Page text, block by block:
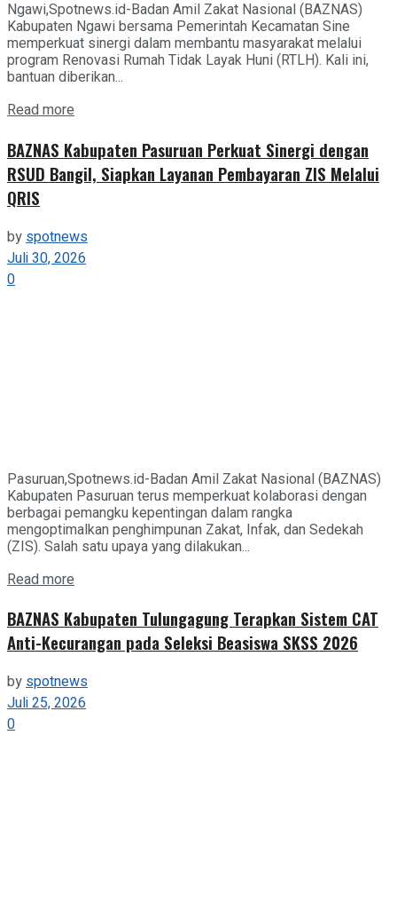
Ngawi,Spotnews.id-Badan Amil Zakat Nasional (BAZNAS)
Kabupaten Ngawi bersama Pemerintah Kecamatan Sine
memperkuat sinergi dalam membantu masyarakat melalui
program Renovasi Rumah Tidak Layak Huni (RTLH). Kali ini,
bantuan diberikan...
Read more
BAZNAS Kabupaten Pasuruan Perkuat Sinergi dengan
RSUD Bangil, Siapkan Layanan Pembayaran ZIS Melalui
QRIS
by spotnews
Juli 30, 2026
0
Pasuruan,Spotnews.id-Badan Amil Zakat Nasional (BAZNAS)
Kabupaten Pasuruan terus memperkuat kolaborasi dengan
berbagai pemangku kepentingan dalam rangka
mengoptimalkan penghimpunan Zakat, Infak, dan Sedekah
(ZIS). Salah satu upaya yang dilakukan...
Read more
BAZNAS Kabupaten Tulungagung Terapkan Sistem CAT
Anti-Kecurangan pada Seleksi Beasiswa SKSS 2026
byspotnews
Juli 25, 2026
0